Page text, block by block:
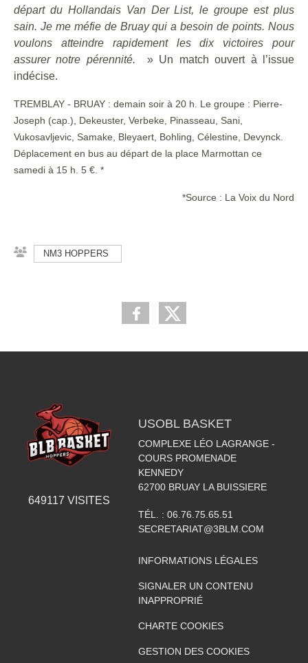
départ du Hollandais Van Der List, le groupe est plus
sain. Je me méfie de Bruay qui a besoin de points. Nous
voulons atteindre rapidement les dix victoires pour
assurer notre pérennité. » Un match ouvert à l’issue
indécise.
TREMBLAY - BRUAY : demain soir à 20 h. Le groupe : Pierre-
Joseph (cap.), Dekeuster, Verbeke, Pinasseau, Sani,
Vukosavljevic, Samake, Bleyaert, Bohling, Célestine, Devynck.
Déplacement en bus au départ de la place Marmottan ce
samedi à 15 h. 5 €. *
*Source : La Voix du Nord
NM3 HOPPERS
649117 VISITES
USOBL BASKET
COMPLEXE LÉO LAGRANGE -
COURS PROMENADE
KENNEDY
62700 BRUAY LA BUISSIERE
TÉL. : 06.76.75.65.51
SECRETARIAT@3BLM.COM
INFORMATIONS LÉGALES
SIGNALER UN CONTENU
INAPPROPRIÉ
CHARTE COOKIES
GESTION DES COOKIES